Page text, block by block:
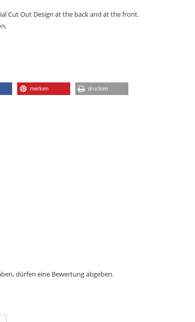
Cut Out Design at the back and at the front.
merken drucken
dürfen eine Bewertung abgeben.